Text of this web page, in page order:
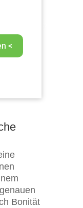
Bonität